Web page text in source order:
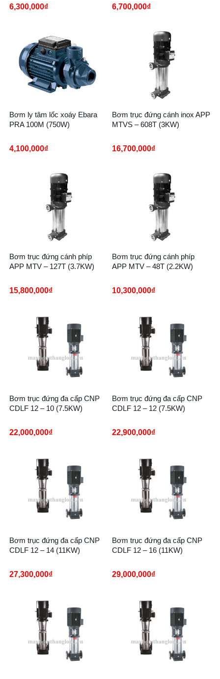
6,300,000₫ 6,700,000₫
Bơm ly tâm lốc xoáy Ebara
PRA 100M (750W)
4,100,000₫
Bơm trục đứng cánh inox APP
MTVS – 608T (3KW)
16,700,000₫
Bơm trục đứng cánh phíp
APP MTV – 127T (3.7KW)
15,800,000₫
Bơm trục đứng cánh phíp
APP MTV – 48T (2.2KW)
10,300,000₫
Bơm trục đứng đa cấp CNP
CDLF 12 – 10 (7.5KW)
22,000,000₫
Bơm trục đứng đa cấp CNP
CDLF 12 – 12 (7.5KW)
22,900,000₫
Bơm trục đứng đa cấp CNP
CDLF 12 – 14 (11KW)
27,300,000₫
Bơm trục đứng đa cấp CNP
CDLF 12 – 16 (11KW)
29,000,000₫